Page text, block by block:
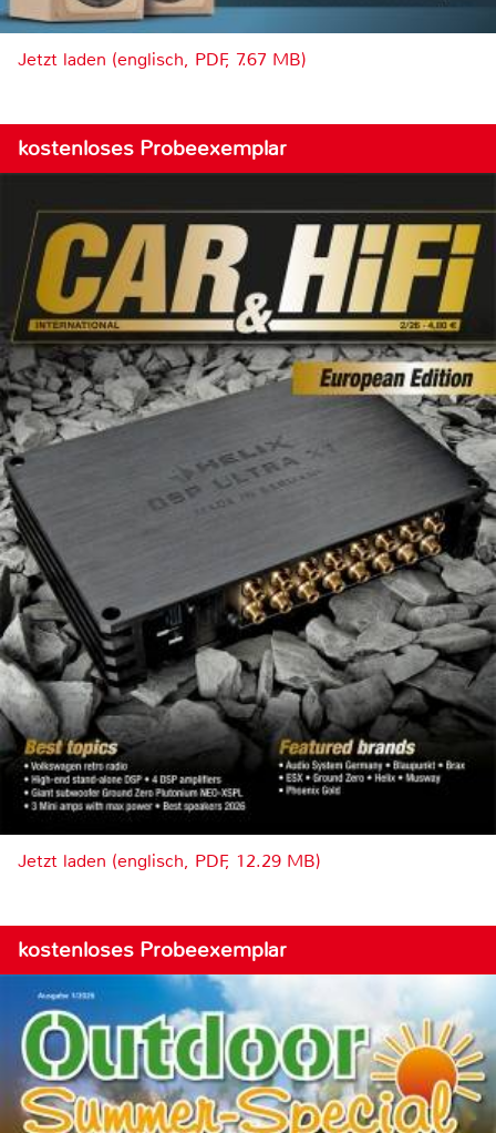
Jetzt laden (englisch, PDF, 7.67 MB)
kostenloses Probeexemplar
Jetzt laden (englisch, PDF, 12.29 MB)
kostenloses Probeexemplar